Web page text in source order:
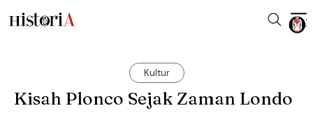
Kultur
Kisah Plonco Sejak Zaman Londo